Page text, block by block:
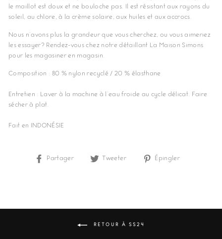
le maillot est doux et ne bouloche pas. Il est résistant aux rayons du
soleil, au chlore, à la crème solaire, aux huiles et aux accrocs.
Nous n'avons plus la grandeur que vous cherchez, ou vous aimeriez
les essayer? Rendez-vous chez notre détaillant La Maison Simons
pour les magasiner en magasin.
Composition : 80 % nylon recyclé / 20 % élasthane
Entretien : Laver à la machine à l'eau froide au cycle délicat. Faire
sécher à plat.
Fait en INDONÉSIE
Partager
PartagerTweeter
TweeterÉpingler
RETOUR À SS24